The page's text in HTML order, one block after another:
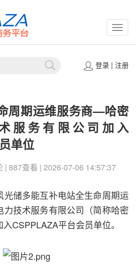
登录| 注册
周期运维服务商—哈密
服务有限公司加入
单位
| 887查看 | 2026-07-06 14:57:37
光储多能互补电站全生命周期运
技术服务有限公司（简称哈密
CSPPLAZA平台会员单位。